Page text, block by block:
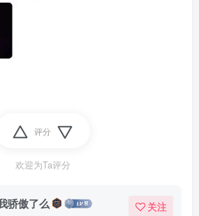
评分
欢迎为Ta评分
骄傲了么 关注